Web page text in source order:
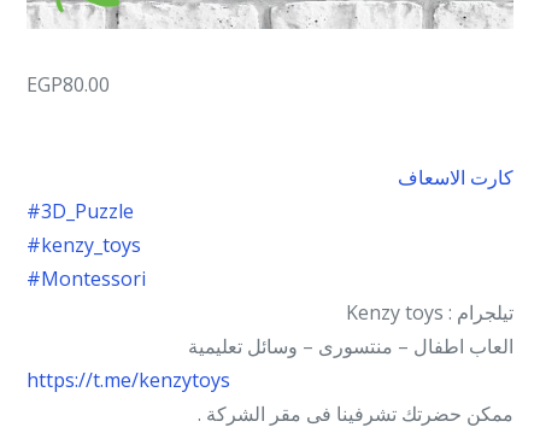
EGP80.00
كارت الاسعاف
#3D_Puzzle
#kenzy_toys
#Montessori
تيلجرام : Kenzy toys
العاب اطفال – منتسورى – وسائل تعليمية
https://t.me/kenzytoys
ممكن حضرتك تشرفينا فى مقر الشركة .